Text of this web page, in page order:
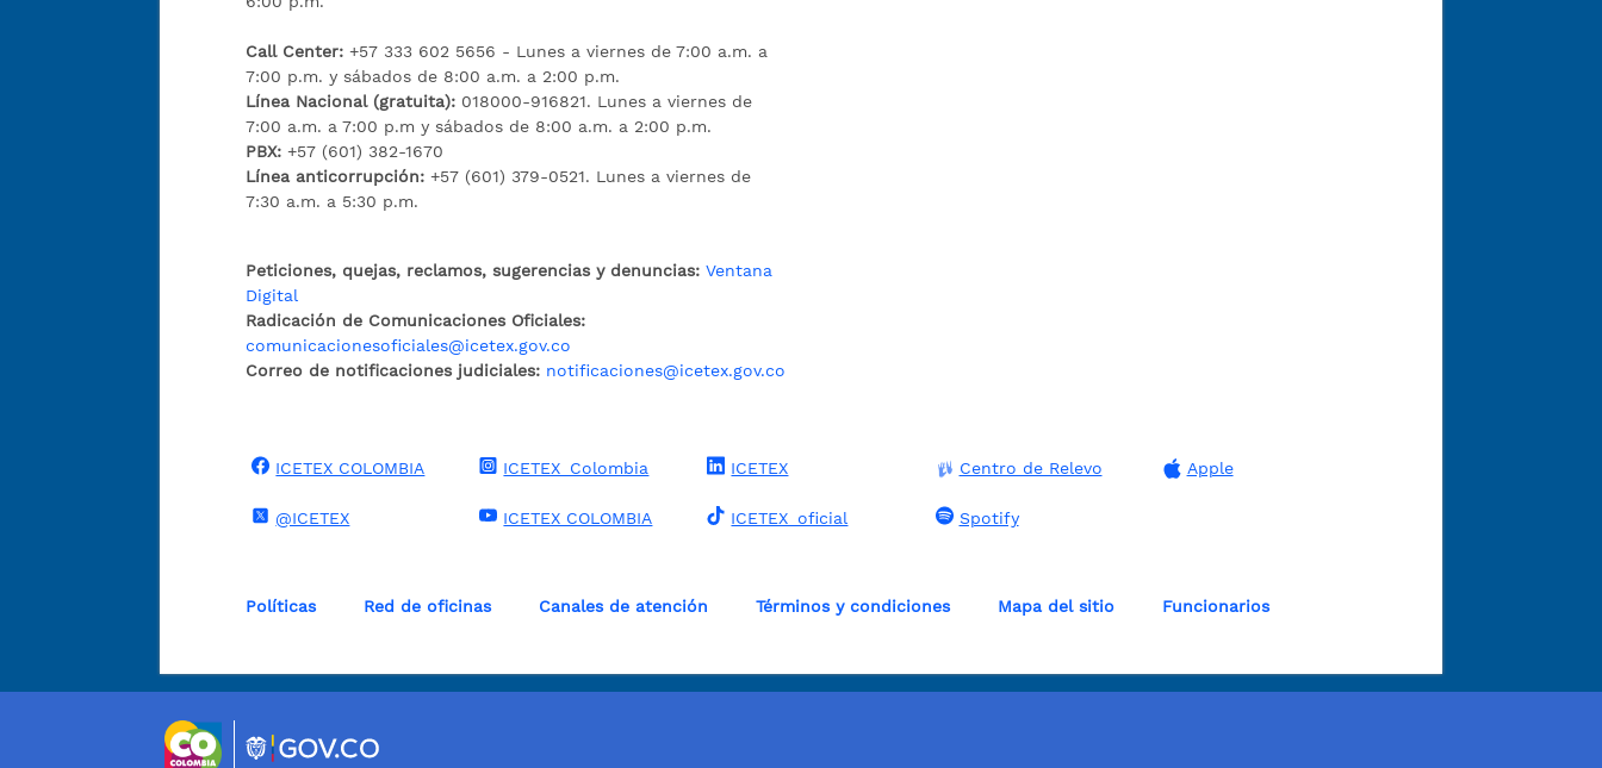
Call Center:+57 333 602 5656 - Lunes a viernes de 7:00 a.m. a
7:00 p.m. y sábados de 8:00 a.m. a 2:00 p.m.
Línea Nacional (gratuita): 018000-916821. Lunes a viernes de
7:00 a.m. a 7:00 p.m y sábados de 8:00 a.m. a 2:00 p.m.
PBX:+57 (601) 382-1670
Línea anticorrupción:+57 (601) 379-0521. Lunes a viernes de
7:30 a.m. a 5:30 p.m.
Peticiones, quejas, reclamos, sugerencias y denuncias: Ventana
Digital
Radicación de Comunicaciones Oficiales:
comunicacionesoficiales@icetex.gov.co
Correo de notificaciones judiciales: notificaciones@icetex.gov.co
ICETEX COLOMBIA
@ICETEX
ICETEX_Colombia
ICETEX COLOMBIA
ICETEX
ICETEX_oficial
Centro de Relevo
Spotify
Apple
Políticas Red de oficinas Canales de atención Términos y condiciones Mapa del sitio Funcionarios